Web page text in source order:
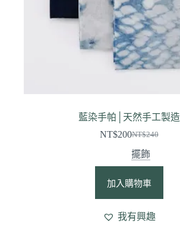
藍染手帕│天然手工製造
NT$240
NT$200
擺飾
加入購物車
我有興趣